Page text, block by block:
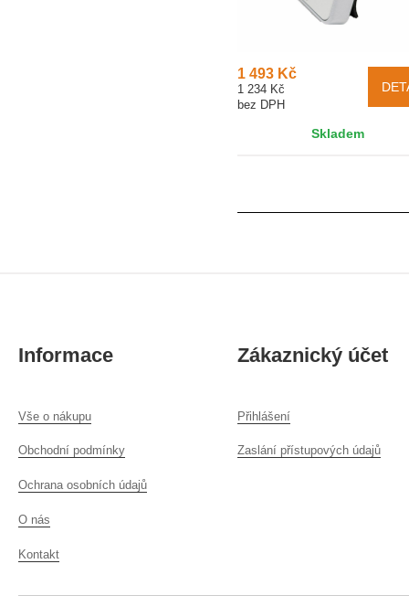
1 493 Kč
1 234 Kč
bez DPH
Skladem
Informace
Vše o nákupu
Obchodní podmínky
Ochrana osobních údajů
O nás
Kontakt
Zákaznický účet
Přihlášení
Zaslání přístupových údajů